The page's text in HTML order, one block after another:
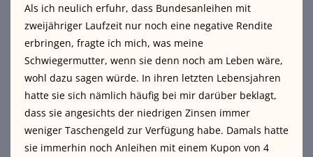
Als ich neulich erfuhr, dass Bundesanleihen mit
zweijähriger Laufzeit nur noch eine negative Rendite
erbringen, fragte ich mich, was meine
Schwiegermutter, wenn sie denn noch am Leben wäre,
wohl dazu sagen würde. In ihren letzten Lebensjahren
hatte sie sich nämlich häufig bei mir darüber beklagt,
dass sie angesichts der niedrigen Zinsen immer
weniger Taschengeld zur Verfügung habe. Damals hatte
sie immerhin noch Anleihen mit einem Kupon von 4